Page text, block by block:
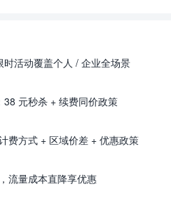
活动覆盖个人 / 企业全场景
元秒杀 + 续费同价政策
费方式 + 区域价差 + 优惠政策
流量成本直降享优惠